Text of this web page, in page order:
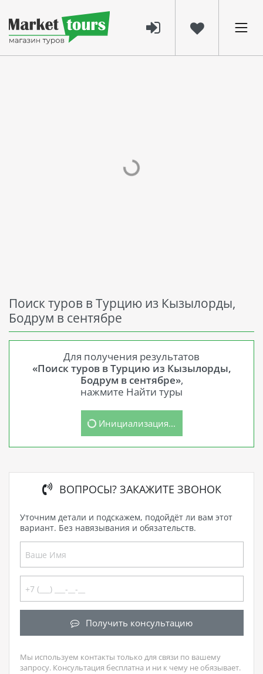
Поиск туров в Турцию из Кызылорды,
Бодрум в сентябре
Для получения результатов
«Поиск туров в Турцию из Кызылорды,
Бодрум в сентябре»,
нажмите Найти туры
Инициализация...
ВОПРОСЫ? ЗАКАЖИТЕ ЗВОНОК
Уточним детали и подскажем, подойдёт ли вам этот
вариант. Без навязывания и обязательств.
Получить консультацию
Мы используем контакты только для связи по вашему
запросу. Консультация бесплатна и ни к чему не обязывает.